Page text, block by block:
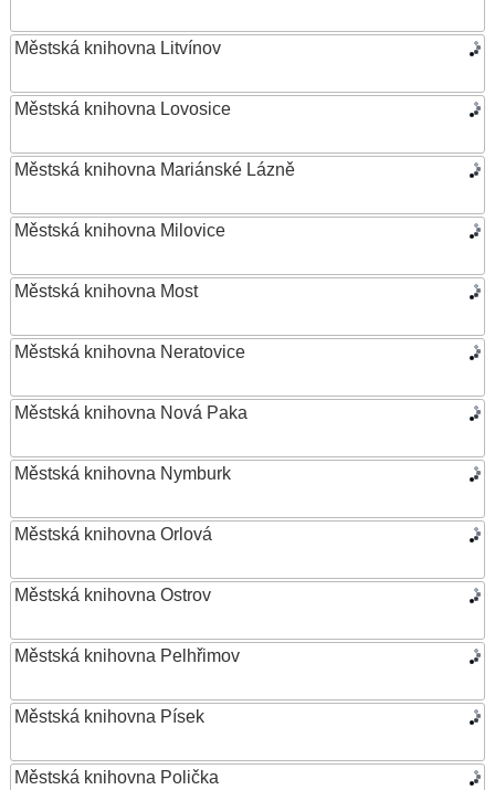
Městská knihovna Litvínov
Městská knihovna Lovosice
Městská knihovna Mariánské Lázně
Městská knihovna Milovice
Městská knihovna Most
Městská knihovna Neratovice
Městská knihovna Nová Paka
Městská knihovna Nymburk
Městská knihovna Orlová
Městská knihovna Ostrov
Městská knihovna Pelhřimov
Městská knihovna Písek
Městská knihovna Polička